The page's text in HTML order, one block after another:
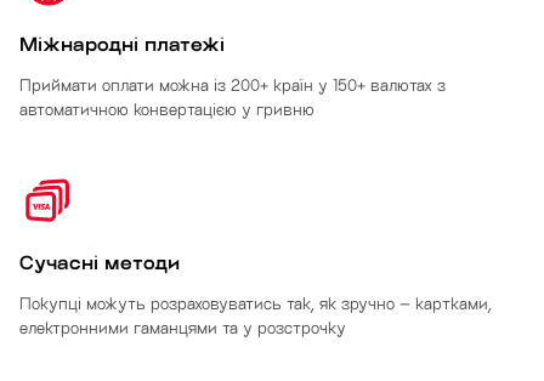
Міжнародні платежі
Приймати оплати можна із 200+ країн у 150+ валютах з
автоматичною конвертацією у гривню
Сучасні методи
Покупці можуть розраховуватись так, як зручно – картками,
електронними гаманцями та у розстрочку